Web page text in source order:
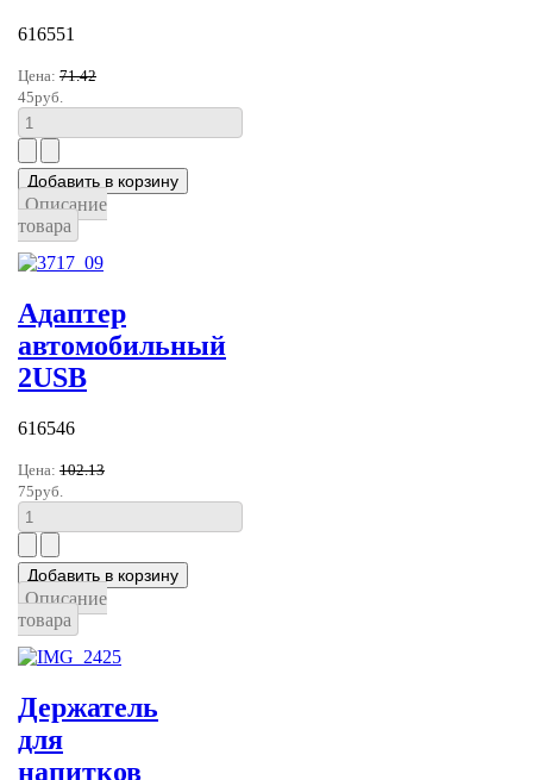
616551
Цена: 71.42
45руб.
Описание
товара
Адаптер
автомобильный
2USB
616546
Цена: 102.13
75руб.
Описание
товара
Держатель
для
напитков